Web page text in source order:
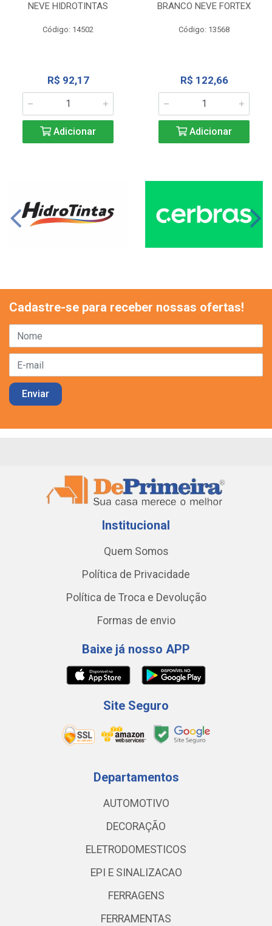
NEVE HIDROTINTAS
Código: 14502
R$ 92,17
Adicionar
BRANCO NEVE FORTEX
Código: 13568
R$ 122,66
Adicionar
Cadastre-se para receber nossas ofertas!
Institucional
Quem Somos
Política de Privacidade
Política de Troca e Devolução
Formas de envio
Baixe já nosso APP
Site Seguro
Departamentos
AUTOMOTIVO
DECORAÇÃO
ELETRODOMESTICOS
EPI E SINALIZACAO
FERRAGENS
FERRAMENTAS